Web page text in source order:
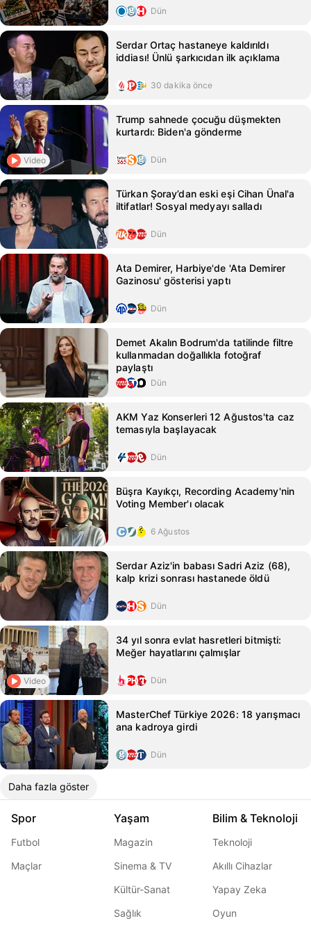
Dün
Serdar Ortaç hastaneye kaldırıldı
iddiası! Ünlü şarkıcıdan ilk açıklama
30 dakika önce
Video
Trump sahnede çocuğu düşmekten
kurtardı: Biden'a gönderme
Dün
Türkan Şoray’dan eski eşi Cihan Ünal'a
iltifatlar! Sosyal medyayı salladı
Dün
Ata Demirer, Harbiye'de 'Ata Demirer
Gazinosu' gösterisi yaptı
Dün
Demet Akalın Bodrum'da tatilinde filtre
kullanmadan doğallıkla fotoğraf
paylaştı
Dün
AKM Yaz Konserleri 12 Ağustos'ta caz
temasıyla başlayacak
Dün
Büşra Kayıkçı, Recording Academy'nin
Voting Member'ı olacak
6 Ağustos
Serdar Aziz'in babası Sadri Aziz (68),
kalp krizi sonrası hastanede öldü
Dün
Video
34 yıl sonra evlat hasretleri bitmişti:
Meğer hayatlarını çalmışlar
Dün
MasterChef Türkiye 2026: 18 yarışmacı
ana kadroya girdi
Dün
Daha fazla göster
Spor
Futbol
Maçlar
Yaşam
Magazin
Sinema & TV
Kültür-Sanat
Sağlık
Bilim & Teknoloji
Teknoloji
Akıllı Cihazlar
Yapay Zeka
Oyun